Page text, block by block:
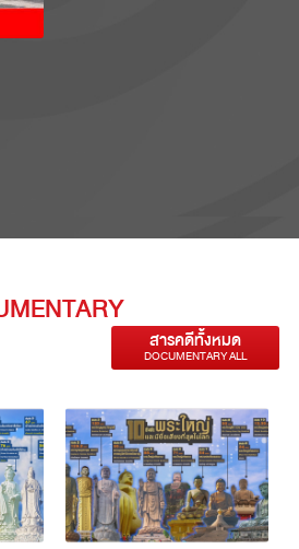
สารคดีทั้งหมด
DOCUMENTARY ALL